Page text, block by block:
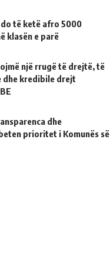
të ketë afro 5000
klasën e parë
një rrugë të drejtë, të
dhe kredibile drejt
dhe
prioritet i Komunës së